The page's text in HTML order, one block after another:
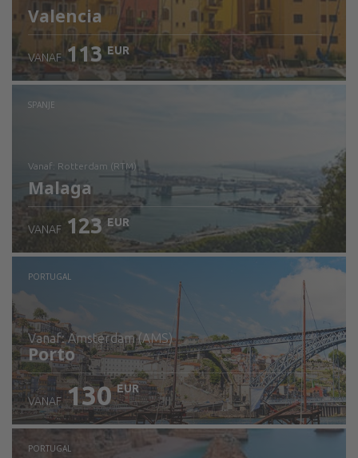
Valencia
Bekijk de details
VANAF 113 EUR
SPANJE
vanaf: Rotterdam (RTM)
Malaga
Bekijk de details
VANAF 123 EUR
PORTUGAL
vanaf: Amsterdam (AMS)
Porto
Bekijk de details
VANAF 130 EUR
PORTUGAL